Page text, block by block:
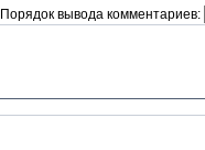
Порядок вывода комментариев: